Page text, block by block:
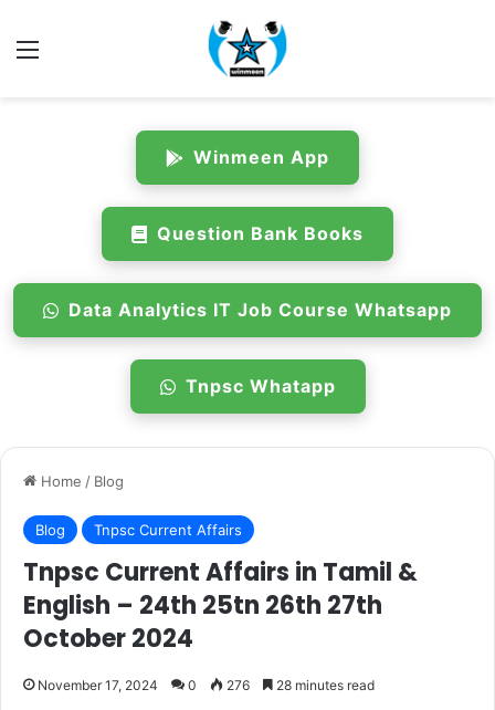
Menu
Winmeen App
Question Bank Books
Data Analytics IT Job Course Whatsapp
Tnpsc Whatapp
Home / Blog
Blog Tnpsc Current Affairs
Tnpsc Current Affairs in Tamil &
English – 24th 25tn 26th 27th
October 2024
November 17, 2024 0 276 28 minutes read